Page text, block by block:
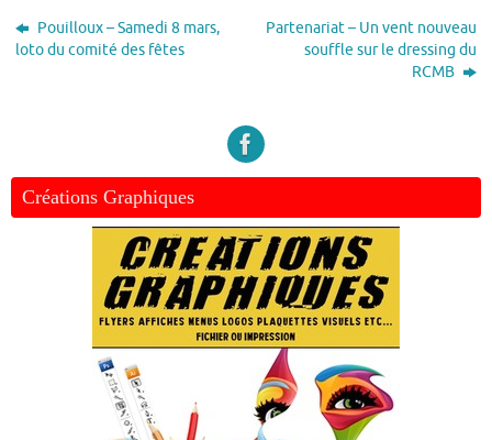
Pouilloux – Samedi 8 mars,
loto du comité des fêtes
Partenariat – Un vent nouveau
souffle sur le dressing du
RCMB
Créations Graphiques